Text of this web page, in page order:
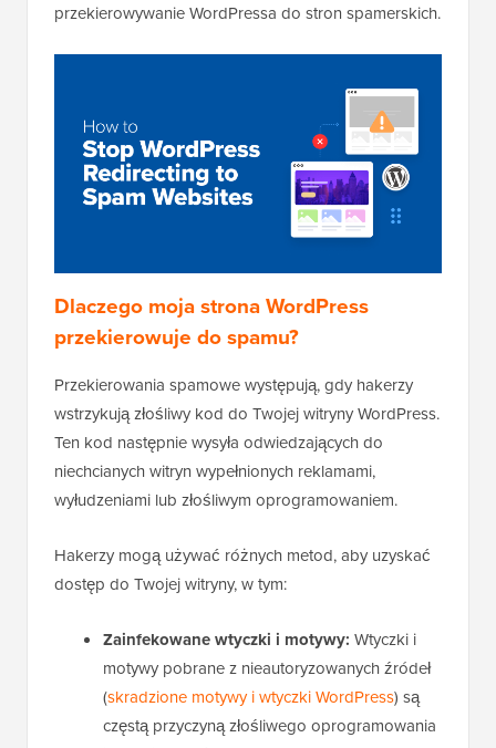
przekierowywanie WordPressa do stron spamerskich.
Dlaczego moja strona WordPress
przekierowuje do spamu?
Przekierowania spamowe występują, gdy hakerzy
wstrzykują złośliwy kod do Twojej witryny WordPress.
Ten kod następnie wysyła odwiedzających do
niechcianych witryn wypełnionych reklamami,
wyłudzeniami lub złośliwym oprogramowaniem.
Hakerzy mogą używać różnych metod, aby uzyskać
dostęp do Twojej witryny, w tym:
Zainfekowane wtyczki i motywy: Wtyczki i
motywy pobrane z nieautoryzowanych źródeł
(skradzione motywy i wtyczki WordPress) są
częstą przyczyną złośliwego oprogramowania